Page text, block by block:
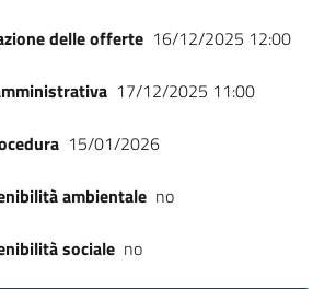
delle offerte 16/12/2025 12:00
17/12/2025 11:00
15/01/2026
ambientale no
sociale no